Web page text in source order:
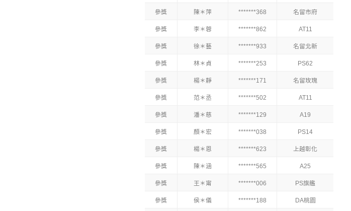
參獎 陳＊萍 *******368 名留市府
參獎 李＊蓉 *******862 AT11
參獎 徐＊藝 *******933 名留北新
參獎 林＊貞 *******253 PS62
參獎 楊＊靜 *******171 名留玫瑰
參獎 范＊丞 *******502 AT11
參獎 潘＊慈 *******129 A19
參獎 顏＊宏 *******038 PS14
參獎 楊＊恩 *******623 上越彰化
參獎 陳＊涵 *******565 A25
參獎 王＊甯 *******006 PS旗艦
參獎 侯＊儀 *******188 DA桃園